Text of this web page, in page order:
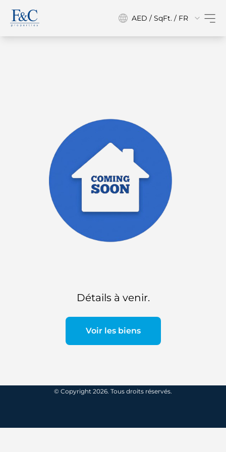
AED / SqFt. / FR
Détails à venir.
Voir les biens
© Copyright 2026. Tous droits réservés.